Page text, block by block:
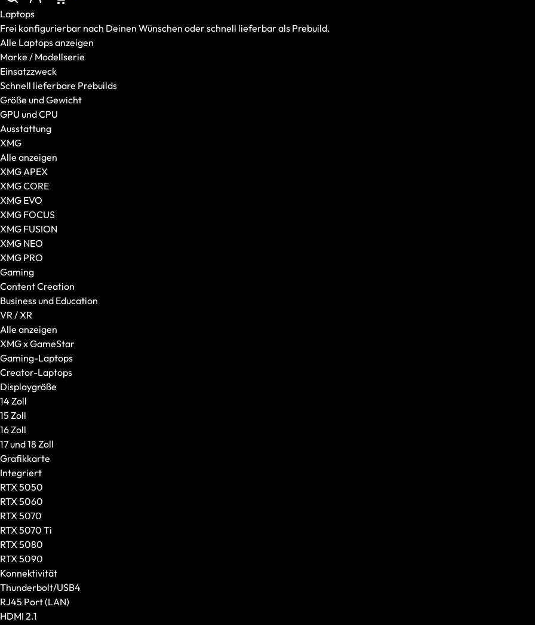
Laptops
Frei konfigurierbar nach Deinen Wünschen oder schnell lieferbar als Prebuild.
Alle Laptops anzeigen
Marke / Modellserie
Einsatzzweck
Schnell lieferbare Prebuilds
Größe und Gewicht
GPU und CPU
Ausstattung
XMG
Alle anzeigen
XMG APEX
XMG CORE
XMG EVO
XMG FOCUS
XMG FUSION
XMG NEO
XMG PRO
Gaming
Content Creation
Business und Education
VR / XR
Alle anzeigen
XMG x GameStar
Gaming-Laptops
Creator-Laptops
Displaygröße
14 Zoll
15 Zoll
16 Zoll
17 und 18 Zoll
Grafikkarte
Integriert
RTX 5050
RTX 5060
RTX 5070
RTX 5070 Ti
RTX 5080
RTX 5090
Konnektivität
Thunderbolt/USB4
RJ45 Port (LAN)
HDMI 2.1
Marke / Modellserie
Einsatzzweck
Schnell lieferbare Prebuilds
Größe und Gewicht
GPU und CPU
Ausstattung
Desktop-PCs
Alle Desktop-PCs anzeigen
XMG
SCHENKER
Gaming-PCs
Gehäuseart
VR / XR
VR-Brillen
AR-Brillen und Glasses
Transport und Zubehör
VR Ready-Laptops
Zubehör
Alles anzeigen
Mäuse
Tastaturen
Headsets
Taschen und Rucksäcke
Laptop-Zubehör
Weiteres Zubehör
Marke / Modellserie
XMG
SCHENKER
Einsatzzweck
Gaming
Content Creation
Business und Education
VR / XR
Schnell lieferbare Prebuilds
Alle anzeigen
XMG x GameStar
Gaming-Laptops
Creator-Laptops
Größe und Gewicht
Displaygröße
Gewicht
GPU und CPU
Grafikkarte